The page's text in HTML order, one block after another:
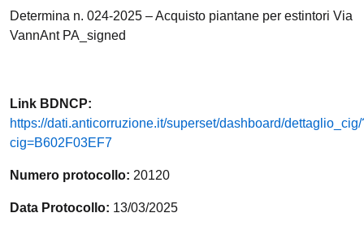
Determina n. 024-2025 – Acquisto piantane per estintori Via
VannAnt PA_signed
Link BDNCP:
https://dati.anticorruzione.it/superset/dashboard/dettaglio_cig/
cig=B602F03EF7
Numero protocollo: 20120
Data Protocollo: 13/03/2025